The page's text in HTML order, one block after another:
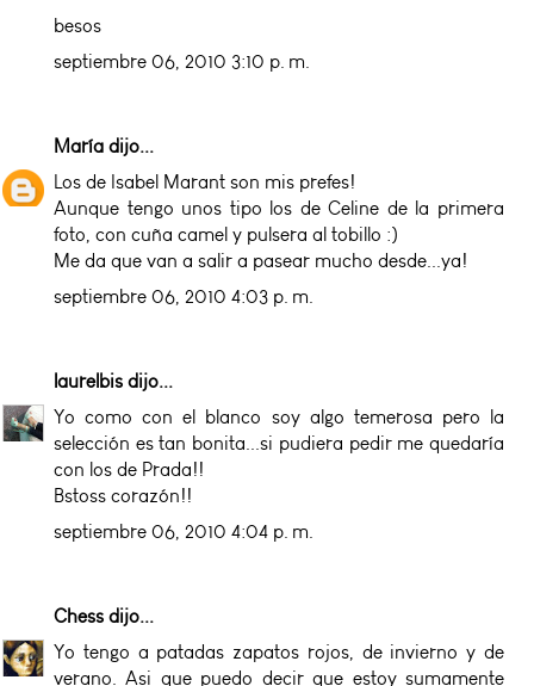
besos
septiembre 06, 2010 3:10 p. m.
María dijo...
Los de Isabel Marant son mis prefes!
Aunque tengo unos tipo los de Celine de la primera
foto, con cuña camel y pulsera al tobillo :)
Me da que van a salir a pasear mucho desde...ya!
septiembre 06, 2010 4:03 p. m.
laurelbis dijo...
Yo como con el blanco soy algo temerosa pero la
selección es tan bonita...si pudiera pedir me quedaría
con los de Prada!!
Bstoss corazón!!
septiembre 06, 2010 4:04 p. m.
Chess dijo...
Yo tengo a patadas zapatos rojos, de invierno y de
verano. Asi que puedo decir que estoy sumamente